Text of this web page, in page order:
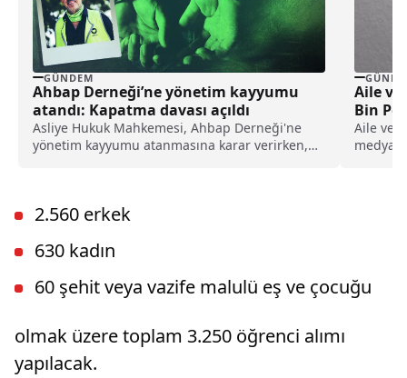
GÜNDEM
Ahbap Derneği’ne yönetim kayyumu
atandı: Kapatma davası açıldı
Asliye Hukuk Mahkemesi, Ahbap Derneği'ne
yönetim kayyumu atanmasına karar verirken,
Aile ve
Bin
Verdi
Aile ve
2.560 erkek
630 kadın
60 şehit veya vazife malulü eş ve çocuğu
olmak üzere toplam 3.250 öğrenci alımı
yapılacak.